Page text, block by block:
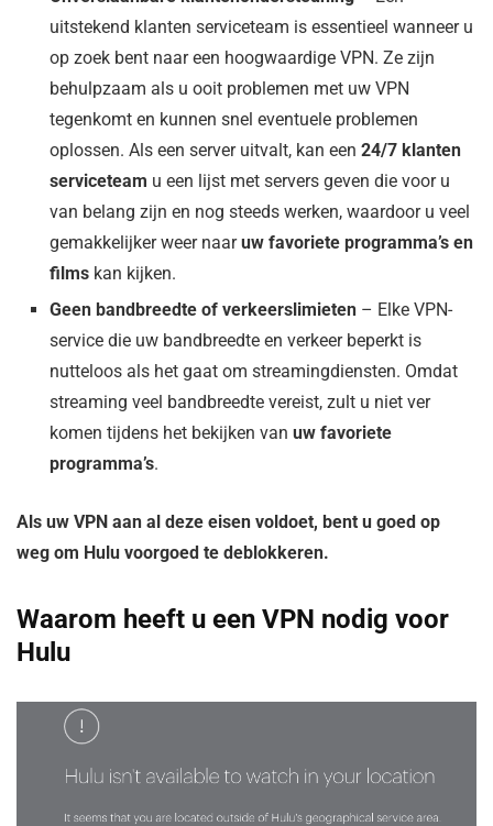
uitstekend klanten serviceteam is essentieel wanneer u
op zoek bent naar een hoogwaardige VPN. Ze zijn
behulpzaam als u ooit problemen met uw VPN
tegenkomt en kunnen snel eventuele problemen
oplossen. Als een server uitvalt, kan een 24/7 klanten
serviceteam u een lijst met servers geven die voor u
van belang zijn en nog steeds werken, waardoor u veel
gemakkelijker weer naaruw favoriete programma’s en
films kan kijken.
Geen bandbreedte of verkeerslimieten – Elke VPN-
service die uw bandbreedte en verkeer beperkt is
nutteloos als het gaat om streamingdiensten. Omdat
streaming veel bandbreedte vereist, zult u niet ver
komen tijdens het bekijken van uw favoriete
programma’s.
Als uw VPN aan al deze eisen voldoet, bent u goed op
weg om Hulu voorgoed te deblokkeren.
Waarom heeft u een VPN nodig voor
Hulu